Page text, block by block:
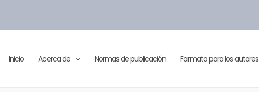
Inicio Acerca de Normas de publicación Formato para los autores